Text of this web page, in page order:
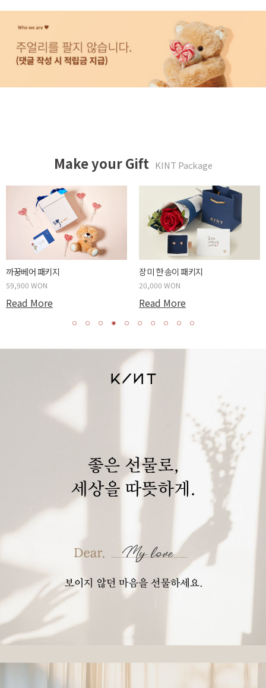
Make your Gift KINT Package
까꿍베어 패키지
59,900 WON
Read More
장미 한 송이 패키지
20,000 WON
Read More